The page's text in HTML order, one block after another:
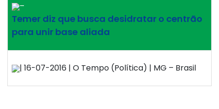
–
Temer diz que busca desidratar o centrão
para unir base aliada
| 16-07-2016 | O Tempo (Política) | MG – Brasil